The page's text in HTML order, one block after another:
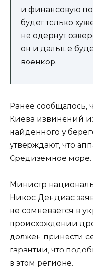
и финансовую
будет только
не одернут
он и дальше
военкор.
Ранее сообщалось,
Киева извинений
найденного у
утверждают, что
Средиземное море.
Министр
Никос Дендиас
не сомневается в
происхождении
должен принести
гарантии, что
в этом регионе.